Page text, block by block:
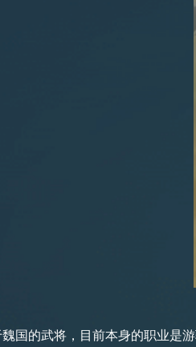
国的武将，目前本身的职业是